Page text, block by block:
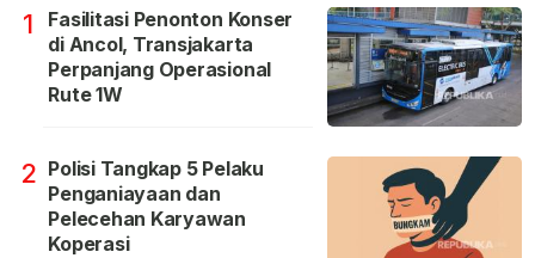
1
Fasilitasi Penonton Konser
di Ancol, Transjakarta
Perpanjang Operasional
Rute 1W
2 Polisi Tangkap 5 Pelaku
Penganiayaan dan
Pelecehan Karyawan
Koperasi